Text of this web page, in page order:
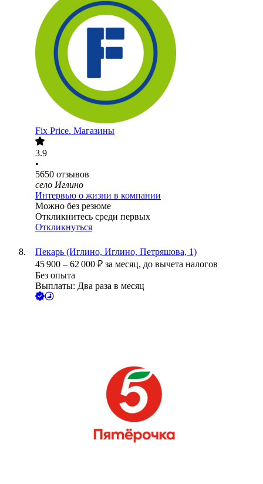
Fix Price. Магазины
3.9
•
5650 отзывов
село Иглино
Интервью о жизни в компании
Можно без резюме
Откликнитесь среди первых
Откликнуться
Пекарь (Иглино, Иглино, Петряшова, 1)
45 900 – 62 000 ₽ за месяц, до вычета налогов
Без опыта
Выплаты: Два раза в месяц